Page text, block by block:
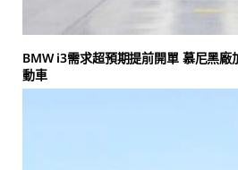
BMW i3需求超預期提前開單 慕尼黑
動車